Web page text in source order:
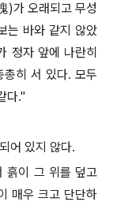
)가 오래되고 무성
는 바와 같지 않았
정자 앞에 나란히
총히 서 있다.모두
다."
어 있지 않다.
흙이 그 위를 덮고
매우 크고 단단하